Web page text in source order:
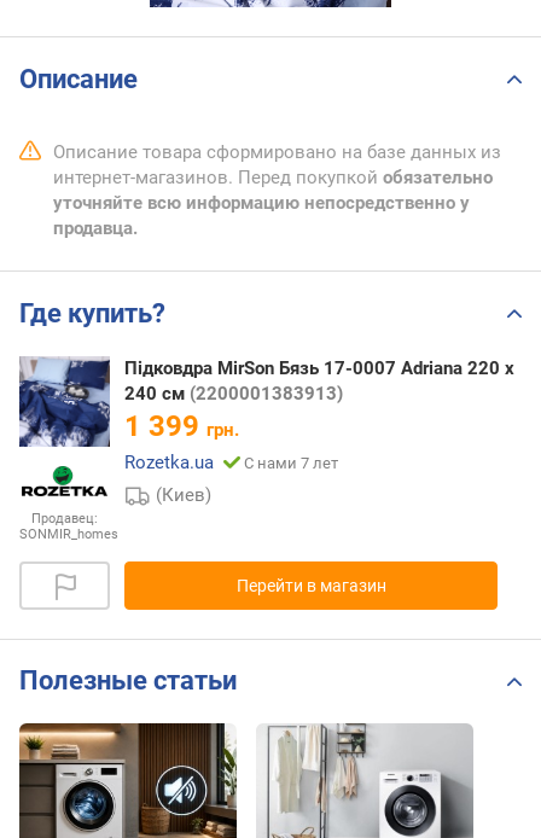
Описание
Описание товара сформировано на базе данных из
интернет-магазинов. Перед покупкой обязательно
уточняйте всю информацию непосредственно у
продавца.
Где купить?
Продавец:
SONMIR_homes
Підковдра MirSon Бязь 17-0007 Adriana 220 x
240 см (2200001383913)
1 399 грн.
Rozetka.ua
С нами 7 лет
(Киев)
Перейти в магазин
Полезные статьи